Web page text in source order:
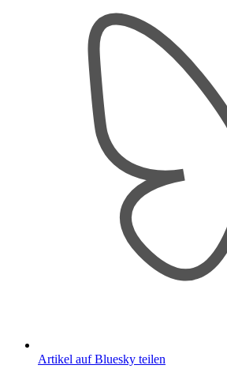
Artikel auf Bluesky teilen